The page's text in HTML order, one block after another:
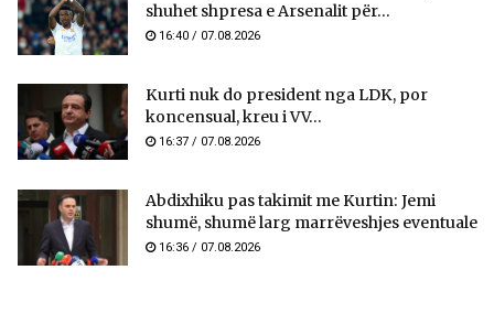
shuhet shpresa e Arsenalit për...
16:40 / 07.08.2026
Kurti nuk do president nga LDK, por
koncensual, kreu i VV...
16:37 / 07.08.2026
Abdixhiku pas takimit me Kurtin: Jemi
shumë, shumë larg marrëveshjes eventuale
16:36 / 07.08.2026